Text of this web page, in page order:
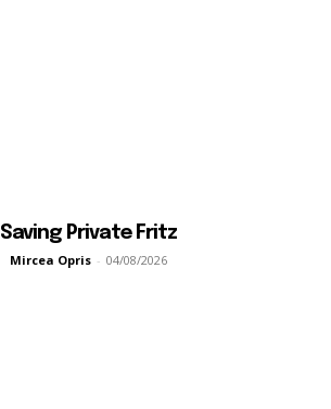
Saving Private Fritz
Mircea Opris - 04/08/2026